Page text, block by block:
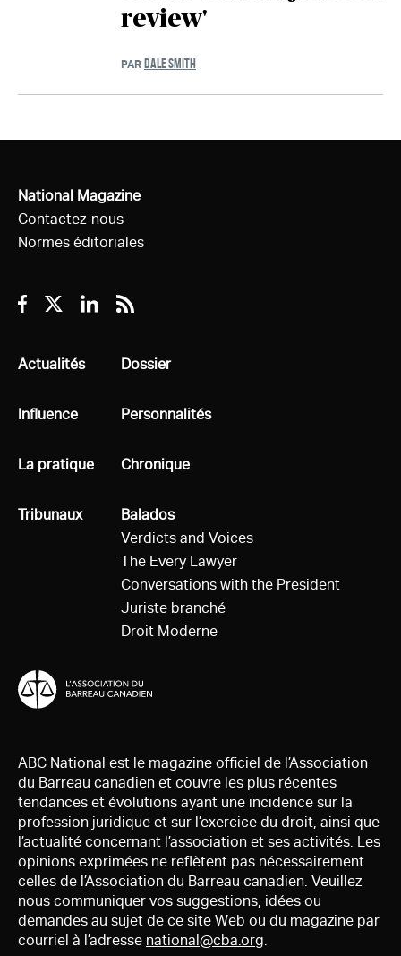
review'
PAR DALE SMITH
National Magazine
Contactez-nous
Normes éditoriales
Facebook
TwitterLinkedin
RSS
Tous
Actualités
Tous
Influence
Tous
La pratique
Tous
Tribunaux
Tous
Dossier
Tous
Personnalités
Tous
Chronique
Tous
Balados
Verdicts and Voices
The Every Lawyer
Conversations with the President
Juriste branché
Droit Moderne
ABC National est le magazine officiel de l’Association
du Barreau canadien et couvre les plus récentes
tendances et évolutions ayant une incidence sur la
profession juridique et sur l’exercice du droit, ainsi que
l’actualité concernant l’association et ses activités. Les
opinions exprimées ne reflètent pas nécessairement
celles de l’Association du Barreau canadien. Veuillez
nous communiquer vos suggestions, idées ou
demandes au sujet de ce site Web ou du magazine par
courriel à l’adresse national@cba.org.